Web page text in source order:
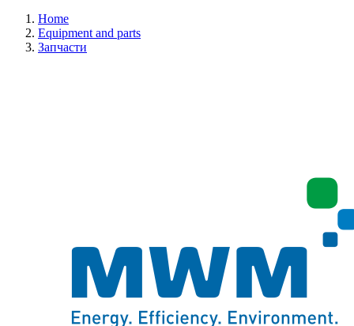
Home
Equipment and parts
Запчасти